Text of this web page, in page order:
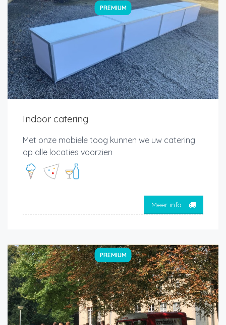
PREMIUM
Indoor catering
Met onze mobiele toog kunnen we uw catering
op alle locaties voorzien
Meer info
PREMIUM